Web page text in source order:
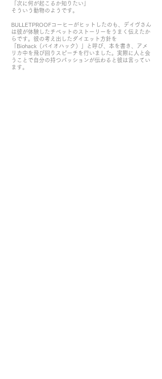
「次に何が起こるか知りたい」
そういう動物のようです。
BULLETPROOFコーヒーがヒットしたのも、デイヴさん
は彼が体験したチベットのストーリーをうまく伝えたか
らです。彼の考え出したダイエット方針を
「Biohack（バイオハック）」と呼び、本を書き、アメ
リカ中を飛び回りスピーチを行いました。実際に人と会
うことで自分の持つパッションが伝わると彼は言ってい
ます。